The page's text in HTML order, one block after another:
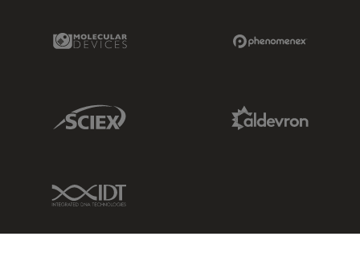
Molecular Devices Link
Sciex Link
IDT Link